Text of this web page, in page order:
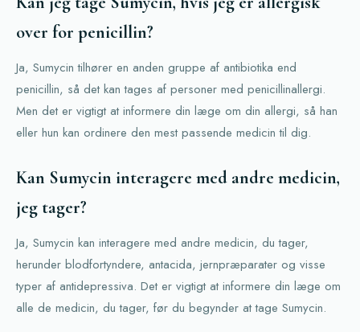
over for penicillin?
Ja, Sumycin tilhører en anden gruppe af antibiotika end
penicillin, så det kan tages af personer med penicillinallergi.
Men det er vigtigt at informere din læge om din allergi, så han
eller hun kan ordinere den mest passende medicin til dig.
Kan Sumycin interagere med andre medicin,
jeg tager?
Ja, Sumycin kan interagere med andre medicin, du tager,
herunder blodfortyndere, antacida, jernpræparater og visse
typer af antidepressiva. Det er vigtigt at informere din læge om
alle de medicin, du tager, før du begynder at tage Sumycin.